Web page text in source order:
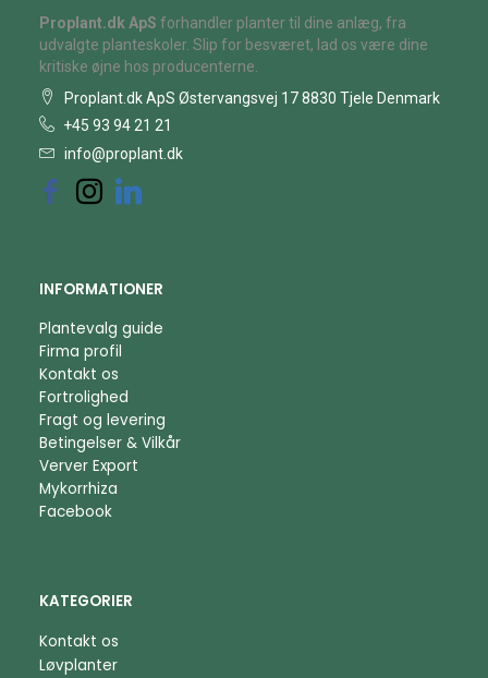
Proplant.dk ApS forhandler planter til dine anlæg, fra
udvalgte planteskoler. Slip for besværet, lad os være dine
kritiske øjne hos producenterne.
Proplant.dk ApS Østervangsvej 17 8830 Tjele Denmark
+45 93 94 21 21
info@proplant.dk
INFORMATIONER
Plantevalg guide
Firma profil
Kontakt os
Fortrolighed
Fragt og levering
Betingelser & Vilkår
Verver Export
Mykorrhiza
Facebook
KATEGORIER
Kontakt os
Løvplanter